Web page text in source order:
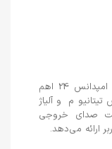
این هدفون دارای درایور 10 میلی‌متری با امپدانس 24 اهم
و آلیاژ
صدای خروجی
ارائه می‌دهد.